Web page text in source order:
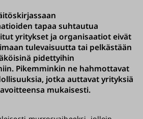
tapaa suhtautua
yritykset ja organisaatiot eivät
tulevaisuutta tai pelkästään
pidettyihin
Pikemminkin ne hahmottavat
jotka auttavat yrityksiä
mukaisesti.